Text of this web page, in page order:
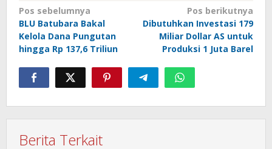
Navigasi
pos
Pos sebelumnya
BLU Batubara Bakal
Kelola Dana Pungutan
hingga Rp 137,6 Triliun
Pos berikutnya
Dibutuhkan Investasi 179
Miliar Dollar AS untuk
Produksi 1 Juta Barel
Berita Terkait